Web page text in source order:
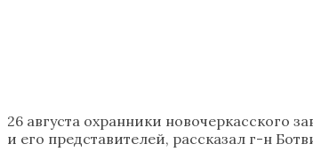
26 августа охранники новочеркасского
и его представителей, рассказал г-н